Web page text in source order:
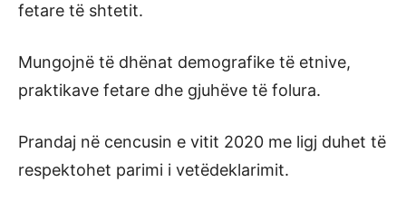
fetare të shtetit.
Mungojnë të dhënat demografike të etnive,
praktikave fetare dhe gjuhëve të folura.
Prandaj në cencusin e vitit 2020 me ligj duhet të
respektohet parimi i vetëdeklarimit.